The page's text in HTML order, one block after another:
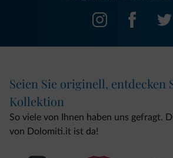
Seien Sie originell, entdecken
Kollektion
So viele von Ihnen haben uns gefragt.
von Dolomiti.it ist da!